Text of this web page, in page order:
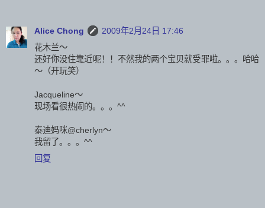
Alice Chong
2009年2月24日 17:46
花木兰～
还好你没住靠近呢！！不然我的两个宝贝就受罪啦。。。哈哈
～（开玩笑）
Jacqueline～
现场看很热闹的。。。^^
泰迪妈咪@cherlyn～
我留了。。。^^
回复